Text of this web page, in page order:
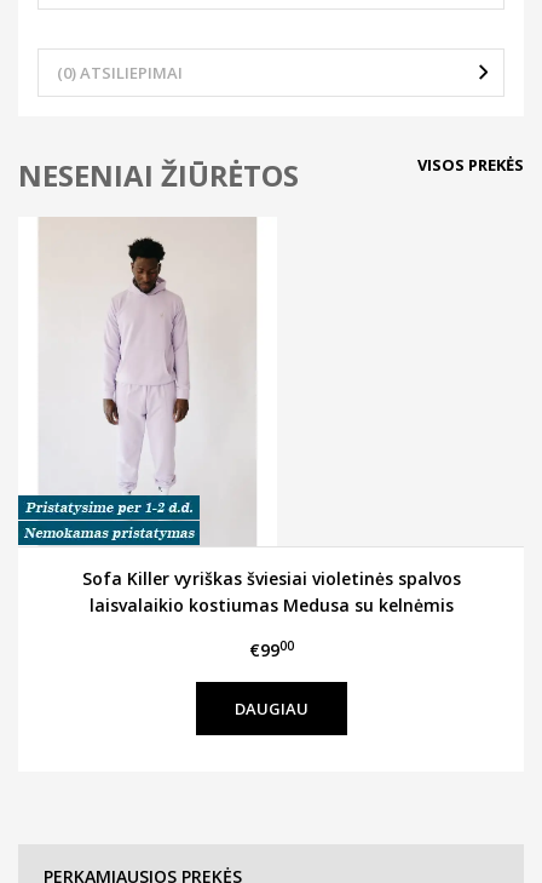
(0) ATSILIEPIMAI
NESENIAI ŽIŪRĖTOS VISOS PREKĖS
Sofa Killer vyriškas šviesiai violetinės spalvos
laisvalaikio kostiumas Medusa su kelnėmis
€9900
DAUGIAU
PERKAMIAUSIOS PREKĖS